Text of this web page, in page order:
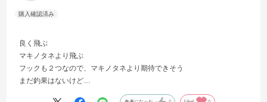
良く飛ぶ
マキノタネより飛ぶ
フックも２つなので、マキノタネより期待できそう
まだ釣果はないけど…